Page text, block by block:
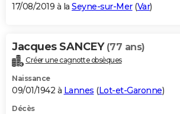
17/08/2019 à la Seyne-sur-Mer(Var)
Jacques SANCEY (77 ans)
Créer une cagnotte obsèques
Naissance
09/01/1942 à Lannes (Lot-et-Garonne)
Décès